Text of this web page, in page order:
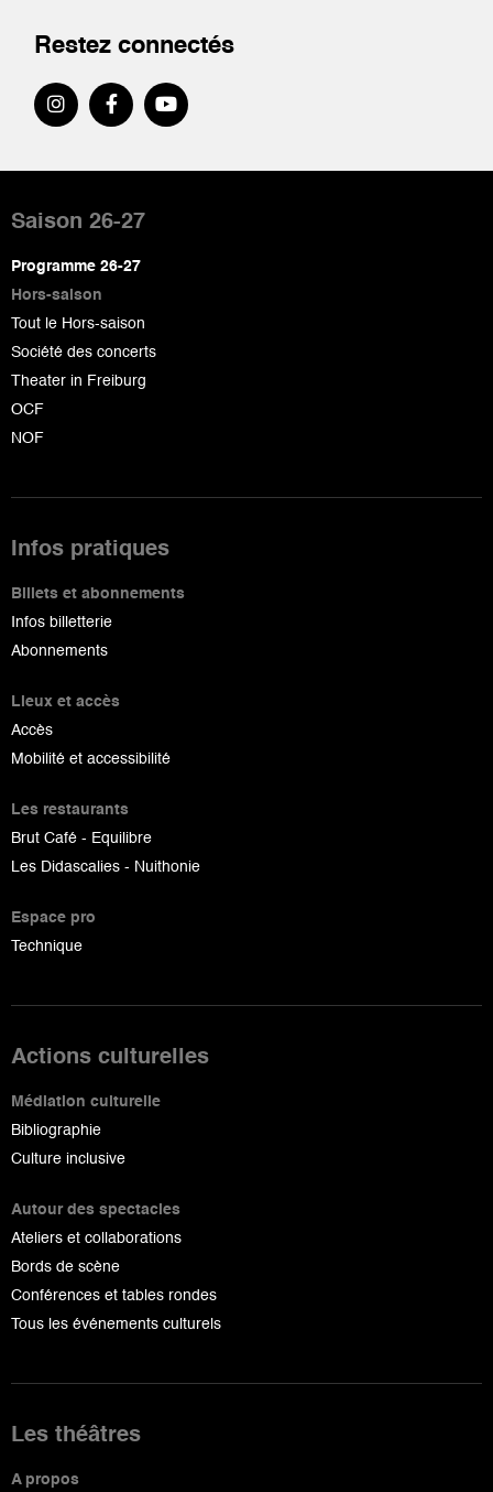
Restez connectés
de
page
Saison 26-27
Programme 26-27
Hors-saison
Tout le Hors-saison
Société des concerts
Theater in Freiburg
OCF
NOF
Infos pratiques
Billets et abonnements
Infos billetterie
Abonnements
Lieux et accès
Accès
Mobilité et accessibilité
Les restaurants
Brut Café - Equilibre
Les Didascalies - Nuithonie
Espace pro
Technique
Actions culturelles
Médiation culturelle
Bibliographie
Culture inclusive
Autour des spectacles
Ateliers et collaborations
Bords de scène
Conférences et tables rondes
Tous les événements culturels
Les théâtres
A propos